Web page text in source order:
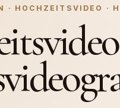
· HOCHZEITSVIDEO ·